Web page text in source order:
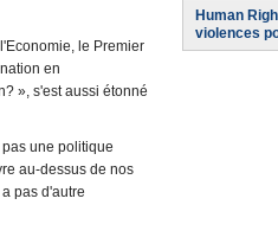
le Premier
en
», s'est aussi étonné
une politique
au-dessus de nos
pas d'autre
Human
violences